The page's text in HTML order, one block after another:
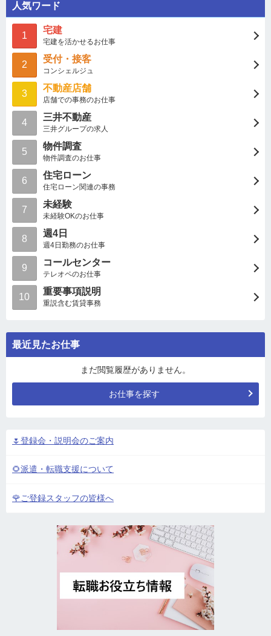
人気ワード
1
宅建
宅建を活かせるお仕事
2
受付・接客
コンシェルジュ
3
不動産店舗
店舗での事務のお仕事
4
三井不動産
三井グループの求人
5
物件調査
物件調査のお仕事
6
住宅ローン
住宅ローン関連の事務
7
未経験
未経験OKのお仕事
8
週4日
週4日勤務のお仕事
9
コールセンター
テレオペのお仕事
10
重要事項説明
重説含む賃貸事務
最近見たお仕事
まだ閲覧履歴がありません。
お仕事を探す
🌷登録会・説明会のご案内
🌻派遣・転職支援について
🌹ご登録スタッフの皆様へ